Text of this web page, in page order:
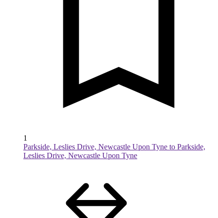
1
Parkside, Leslies Drive, Newcastle Upon Tyne to Parkside,
Leslies Drive, Newcastle Upon Tyne